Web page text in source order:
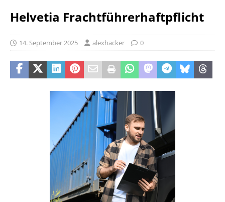
Helvetia Frachtführerhaftpflicht
14. September 2025 alexhacker 0